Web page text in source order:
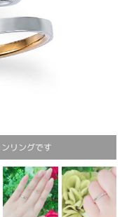
リングです